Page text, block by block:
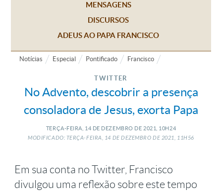
MENSAGENS
DISCURSOS
ADEUS AO PAPA FRANCISCO
Notícias Especial Pontificado Francisco
TWITTER
No Advento, descobrir a presença
consoladora de Jesus, exorta Papa
TERÇA-FEIRA, 14 DE DEZEMBRO DE 2021, 10H24
MODIFICADO: TERÇA-FEIRA, 14 DEDEZEMBRO DE 2021, 11H56
Em sua conta no Twitter, Francisco
divulgou uma reflexão sobre este tempo